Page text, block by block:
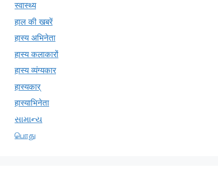
स्वास्थ्य
हाल की खबरें
हास्य अभिनेता
हास्य कलाकारों
हास्य व्यंग्यकार
हास्यकार्
हास्याभिनेता
સામાન્ય
பொது